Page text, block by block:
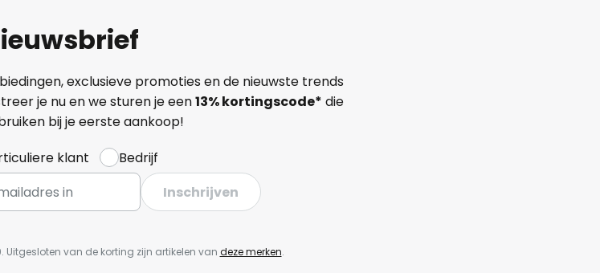
exclusieve promoties en de nieuwste trends
je nu en we sturen je een13%kortingscode* die
bij je eerste aankoop!
klant
Bedrijf
Inschrijven
van de korting zijn artikelen van deze merken.